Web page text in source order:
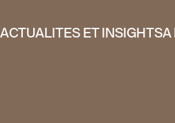
ACTUALITES ET INSIGHTSA